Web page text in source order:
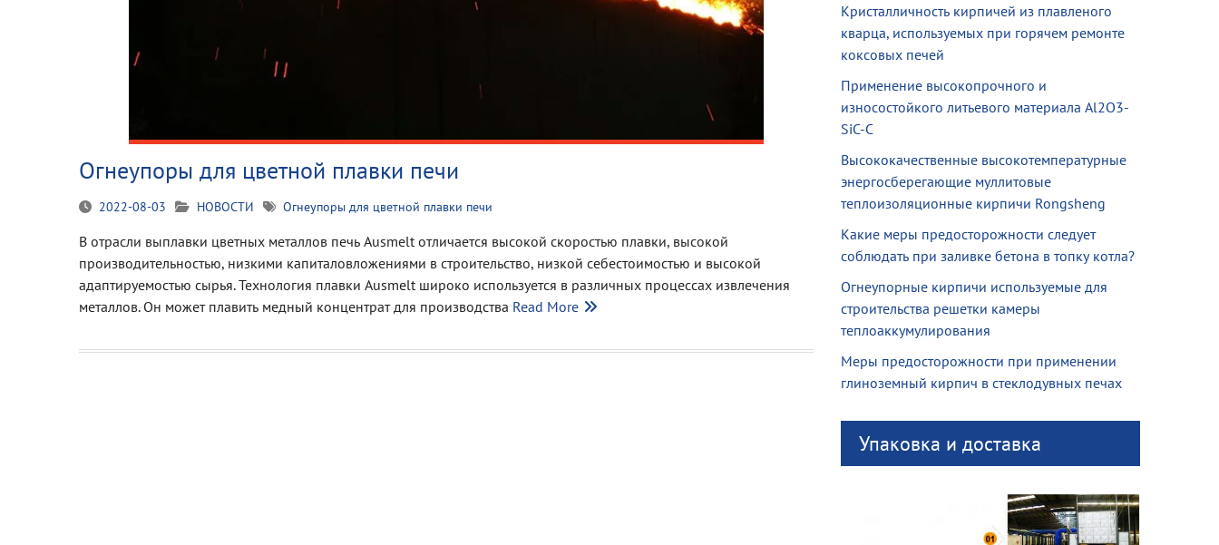
Огнеупоры для цветной плавки печи
2022-08-03 НОВОСТИ Огнеупоры для цветной плавки печи
В отрасли выплавки цветных металлов печь Ausmelt отличается высокой скоростью плавки, высокой
производительностью, низкими капиталовложениями в строительство, низкой себестоимостью и высокой
адаптируемостью сырья. Технология плавки Ausmelt широко используется в различных процессах извлечения
металлов. Он может плавить медный концентрат для производства Read More
Кристалличность кирпичей из плавленого
кварца, используемых при горячем ремонте
коксовых печей
Применение высокопрочного и
износостойкого литьевого материала Al2O3-
SiC-C
Высококачественные высокотемпературные
энергосберегающие муллитовые
теплоизоляционные кирпичи Rongsheng
Какие меры предосторожности следует
соблюдать при заливке бетона в топку котла?
Огнеупорные кирпичи используемые для
строительства решетки камеры
теплоаккумулирования
Меры предосторожности при применении
глиноземный кирпич в стеклодувных печах
Упаковка и доставка